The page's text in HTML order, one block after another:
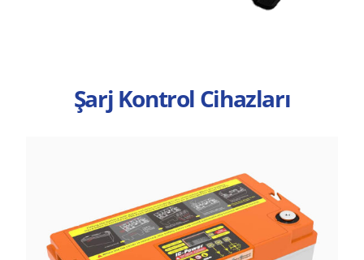
Şarj Kontrol Cihazları